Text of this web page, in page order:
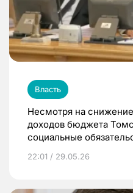
Власть
Несмотря на снижение
доходов бюджета
социальные
22:01 / 29.05.26